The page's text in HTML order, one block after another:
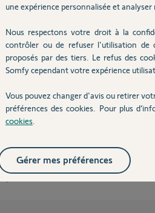
erreur. Je n'arrive pas à le retrouver même en
D'ailleurs c'est bizarre, mais quand je fais
quoi il supprime qque chose.
?
2 ans
une expérience personnalisée et analyser
Nous respectons votre droit à la
contrôler ou de refuser l'utilisation de
proposés par des tiers. Le refus des
Somfy cependant votre expérience
Vous pouvez changer d'avis ou retirer
préférences des cookies. Pour plus
cookies
Gérer mes préférences